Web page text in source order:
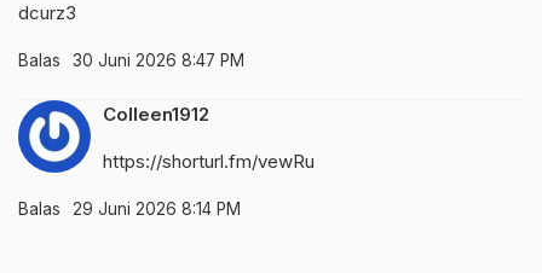
dcurz3
Balas 30 Juni 2026 8:47 PM
Colleen1912
https://shorturl.fm/vewRu
Balas 29 Juni 2026 8:14 PM